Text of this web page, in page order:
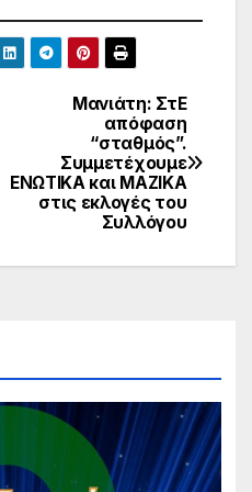
Μανιάτη: ΣτΕ
απόφαση
“σταθμός”.
Συμμετέχουμε
ΕΝΩΤΙΚΑ και ΜΑΖΙΚΑ
στις εκλογές του
Συλλόγου